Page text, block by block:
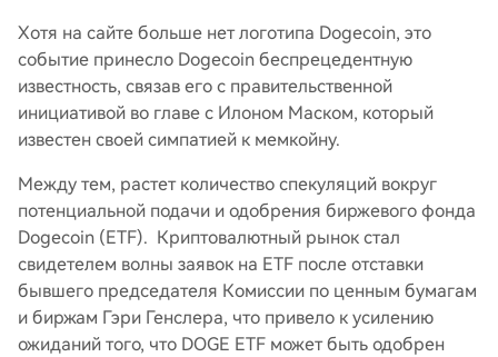
Хотя на сайте больше нет логотипа Dogecoin, это
событие принесло Dogecoin беспрецедентную
известность, связав его с правительственной
инициативой во главе с Илоном Маском, который
известен своей симпатией к мемкойну.
Между тем, растет количество спекуляций вокруг
потенциальной подачи и одобрения биржевого фонда
Dogecoin (ETF). Криптовалютный рынок стал
свидетелем волны заявок на ETF после отставки
бывшего председателя Комиссии по ценным бумагам
и биржам Гэри Генслера, что привело к усилению
ожиданий того, что DOGE ETF может быть одобрен